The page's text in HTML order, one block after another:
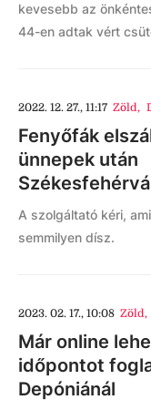
kevesebb az
44-en adtak vért
2022. 12. 27., 11:17 Zöld,
Fenyőfák
ünnepek után
A szolgáltató kéri,
semmilyen dísz.
2023. 02. 17., 10:08 Zöld,
Már online
időpontot
Depóniánál